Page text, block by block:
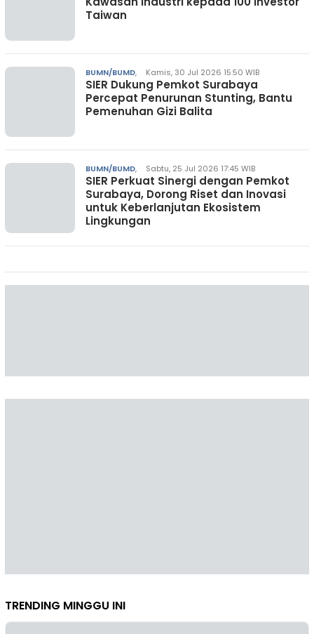
Taiwan
BUMN/BUMD, Kamis, 30 Jul 2026 15:50 WIB
SIER Dukung Pemkot Surabaya
Percepat Penurunan Stunting, Bantu
Pemenuhan Gizi Balita
BUMN/BUMD, Sabtu, 25 Jul 2026 17:45 WIB
SIER Perkuat Sinergi dengan Pemkot
Surabaya, Dorong Riset dan Inovasi
untuk Keberlanjutan Ekosistem
Lingkungan
TRENDING MINGGU INI